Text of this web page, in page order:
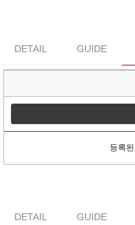
DETAIL GUIDE
등록
DETAIL GUIDE